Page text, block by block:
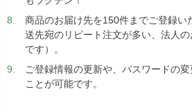
商品のお届け先を150件までご登録い
送先宛のリピート注文が多い、法人
です）。
ご登録情報の更新や、パスワードの
ことが可能です。